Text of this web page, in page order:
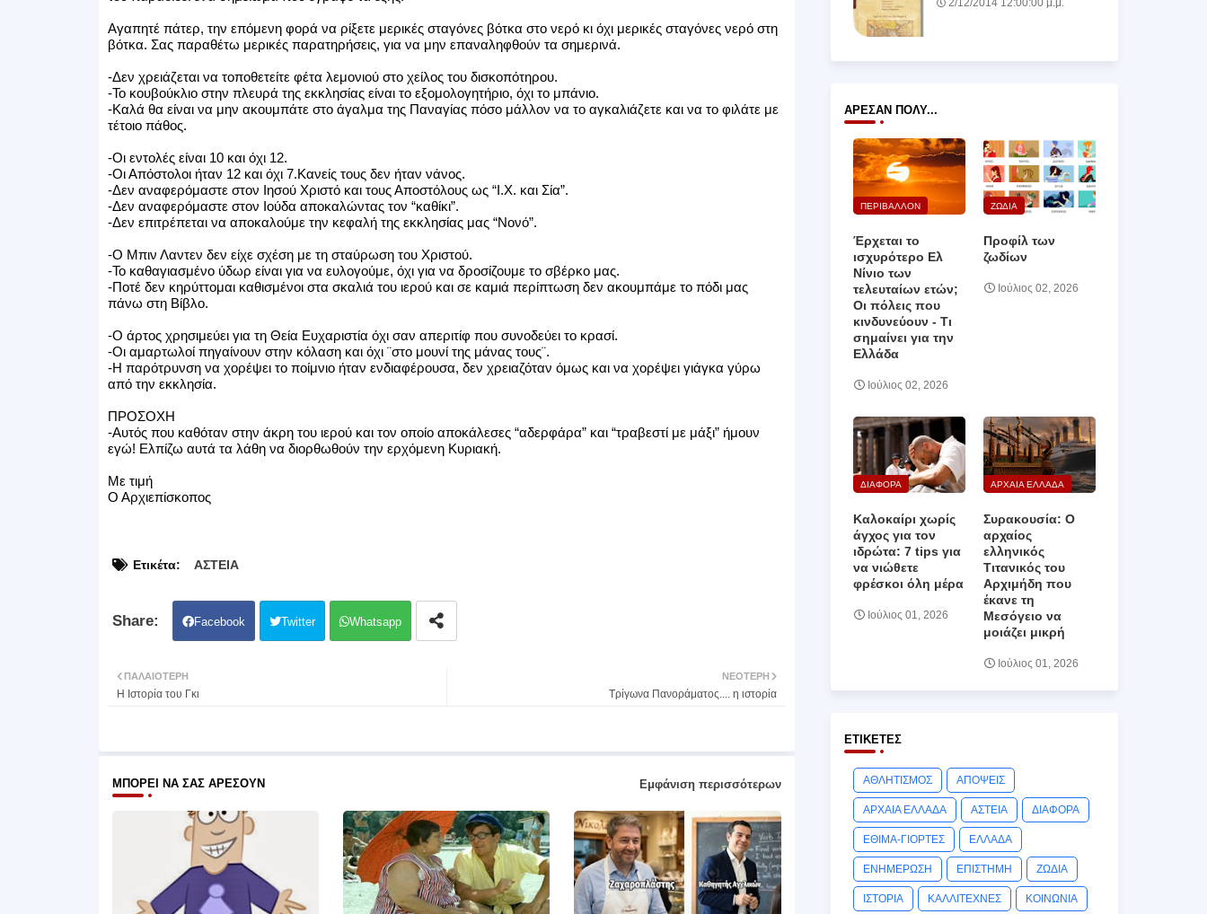
Αγαπητέ πάτερ, την επόμενη φορά να ρίξετε μερικές σταγόνες βότκα στο νερό κι όχι μερικές σταγόνες νερό στη
βότκα. Σας παραθέτω μερικές παρατηρήσεις, για να μην επαναληφθούν τα σημερινά.
-Δεν χρειάζεται να τοποθετείτε φέτα λεμονιού στο χείλος του δισκοπότηρου.
-Το κουβούκλιο στην πλευρά της εκκλησίας είναι το εξομολογητήριο, όχι το μπάνιο.
-Καλά θα είναι να μην ακουμπάτε στο άγαλμα της Παναγίας πόσο μάλλον να το αγκαλιάζετε και να το φιλάτε με
τέτοιο πάθος.
-Οι εντολές είναι 10 και όχι 12.
-Οι Απόστολοι ήταν 12 και όχι 7.Κανείς τους δεν ήταν νάνος.
-Δεν αναφερόμαστε στον Ιησού Χριστό και τους Αποστόλους ως “Ι.Χ. και Σία”.
-Δεν αναφερόμαστε στον Ιούδα αποκαλώντας τον “καθίκι”.
-Δεν επιτρέπεται να αποκαλούμε την κεφαλή της εκκλησίας μας “Νονό”.
-Ο Μπιν Λαντεν δεν είχε σχέση με τη σταύρωση του Χριστού.
-Το καθαγιασμένο ύδωρ είναι για να ευλογούμε, όχι για να δροσίζουμε το σβέρκο μας.
-Ποτέ δεν κηρύττομαι καθισμένοι στα σκαλιά του ιερού και σε καμιά περίπτωση δεν ακουμπάμε το πόδι μας
πάνω στη Βίβλο.
-Ο άρτος χρησιμεύει για τη Θεία Ευχαριστία όχι σαν απεριτίφ που συνοδεύει το κρασί.
-Οι αμαρτωλοί πηγαίνουν στην κόλαση και όχι ¨στο μουνί της μάνας τους¨.
-Η παρότρυνση να χορέψει το ποίμνιο ήταν ενδιαφέρουσα, δεν χρειαζόταν όμως και να χορέψει γιάγκα γύρω
από την εκκλησία.
ΠΡΟΣΟΧΗ
-Αυτός που καθόταν στην άκρη του ιερού και τον οποίο αποκάλεσες “αδερφάρα” και “τραβεστί με μάξι” ήμουν
εγώ! Ελπίζω αυτά τα λάθη να διορθωθούν την ερχόμενη Κυριακή.
Με τιμή
Ο Αρχιεπίσκοπος
Ετικέτα: ΑΣΤΕΙΑ
Facebook Twitter Whatsapp
ΝΕΌΤΕΡΗ
Τρίγωνα Πανοράματος.... η ιστορία
ΠΑΛΑΙΌΤΕΡΗ
H Iστορία του Γκι
ΜΠΟΡΕΊ ΝΑ ΣΑΣ ΑΡΈΣΟΥΝ Εμφάνιση περισσότερων
2/12/2014 12:00:00 μ.μ.
ΆΡΕΣΑΝ ΠΟΛΎ...
ΠΕΡΙΒΑΛΛΟΝ
Έρχεται το
ισχυρότερο Ελ
Νίνιο των
τελευταίων ετών;
Οι πόλεις που
κινδυνεύουν ‑ Τι
σημαίνει για την
Ελλάδα
Ιούλιος 02, 2026
ΖΩΔΙΑ
Προφίλ των
ζωδίων
Ιούλιος 02, 2026
ΔΙΑΦΟΡΑ
Καλοκαίρι χωρίς
άγχος για τον
ιδρώτα: 7 tips για
να νιώθετε
φρέσκοι όλη μέρα
Ιούλιος 01, 2026
ΑΡΧΑΙΑ ΕΛΛΑΔΑ
Συρακουσία: Ο
αρχαίος
ελληνικός
Τιτανικός του
Αρχιμήδη που
έκανε τη
Μεσόγειο να
μοιάζει μικρή
Ιούλιος 01, 2026
ΕΤΙΚΈΤΕΣ
ΑΘΛΗΤΙΣΜΟΣ ΑΠΟΨΕΙΣ
ΑΡΧΑΙΑ ΕΛΛΑΔΑ ΑΣΤΕΙΑ ΔΙΑΦΟΡΑ
ΕΘΙΜΑ-ΓΙΟΡΤΕΣ ΕΛΛΑΔΑ
ΕΝΗΜΕΡΩΣΗ ΕΠΙΣΤΗΜΗ ΖΩΔΙΑ
ΙΣΤΟΡΙΑ ΚΑΛΛΙΤΕΧΝΕΣ ΚΟΙΝΩΝΙΑ